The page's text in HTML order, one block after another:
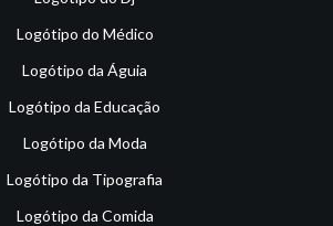
Logótipo do Médico
Logótipo da Águia
Logótipo da Educação
Logótipo da Moda
Logótipo da Tipografia
Logótipo da Comida